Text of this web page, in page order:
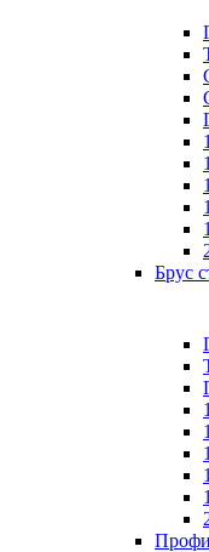
Брус